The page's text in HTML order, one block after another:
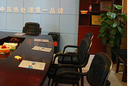
应用领域
天利资讯